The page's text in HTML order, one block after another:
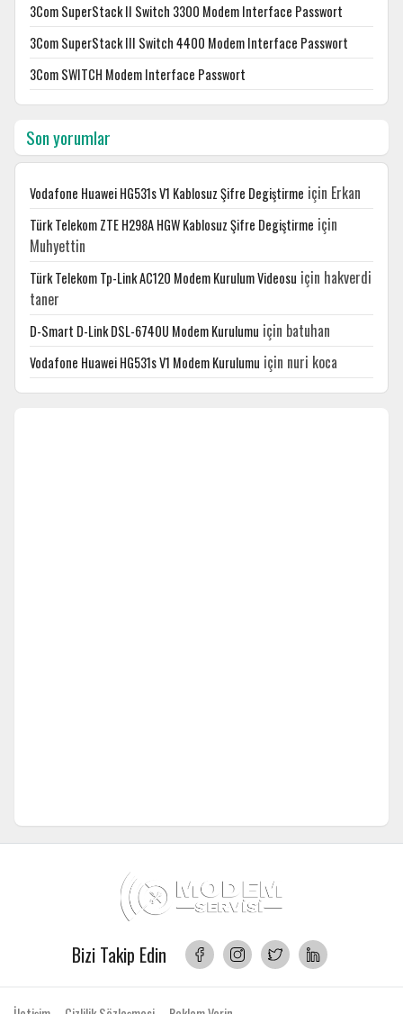
3Com SuperStack II Switch 3300 Modem Interface Passwort
3Com SuperStack III Switch 4400 Modem Interface Passwort
3Com SWITCH Modem Interface Passwort
Son yorumlar
Vodafone Huawei HG531s V1 Kablosuz Şifre Degiştirme için Erkan
Türk Telekom ZTE H298A HGW Kablosuz Şifre Degiştirme için
Muhyettin
Türk Telekom Tp-Link AC120 Modem Kurulum Videosu için hakverdi
taner
D-Smart D-Link DSL-6740U Modem Kurulumu için batuhan
Vodafone Huawei HG531s V1 Modem Kurulumu için nuri koca
Bizi Takip Edin